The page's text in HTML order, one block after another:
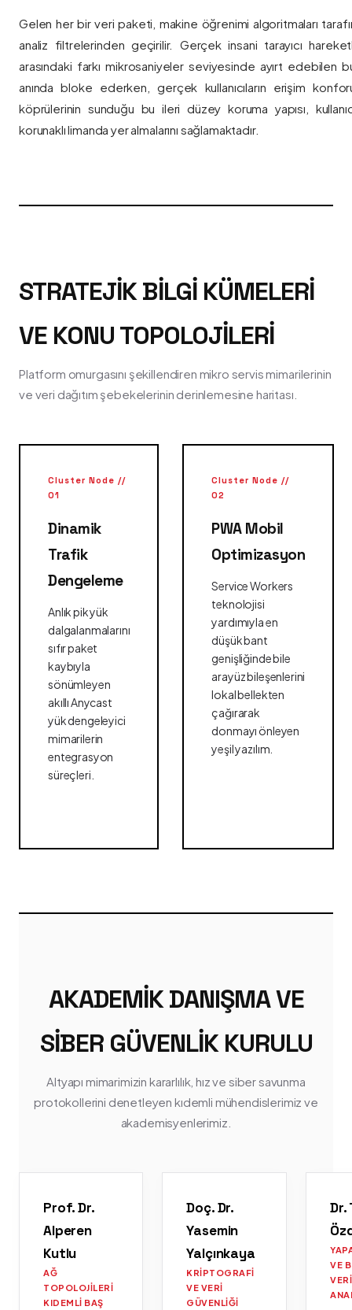
Gelen her bir veri paketi, makine öğrenimi algoritmaları
analiz filtrelerinden geçirilir. Gerçek insani tarayıcı
arasındaki farkı mikrosaniyeler seviyesinde ayırt edebilen
anında bloke ederken, gerçek kullanıcıların erişim
köprülerinin sunduğu bu ileri düzey koruma yapısı,
korunaklı limanda yer almalarını sağlamaktadır.
STRATEJIK BILGI KÜMELERI
VE KONU TOPOLOJILERI
Platform omurgasını şekillendiren mikro servis mimarilerinin
ve veri dağıtım şebekelerinin derinlemesine haritası.
Cluster Node //
01
Dinamik
Trafik
Dengeleme
Anlık pik yük
dalgalanmalarını
sıfır paket
kaybıyla
sönümleyen
akıllı Anycast
yük dengeleyici
mimarilerin
entegrasyon
süreçleri.
Cluster Node //
02
PWA Mobil
Optimizasyon
Service Workers
teknolojisi
yardımıyla en
düşük bant
genişliğinde bile
arayüz bileşenlerini
lokal bellekten
çağırarak
donmayı önleyen
yeşil yazılım.
AKADEMIK DANIŞMA VE
SIBER GÜVENLIK KURULU
Altyapı mimarimizin kararlılık, hız ve siber savunma
protokollerini denetleyen kıdemli mühendislerimiz ve
akademisyenlerimiz.
Prof. Dr.
Alperen
Kutlu
AĞ
TOPOLOJILERI
KIDEMLI BAŞ
Doç. Dr.
Yasemin
Yalçınkaya
KRIPTOGRAFI
VE VERI
GÜVENLIĞI
Dr.
VE
VERI